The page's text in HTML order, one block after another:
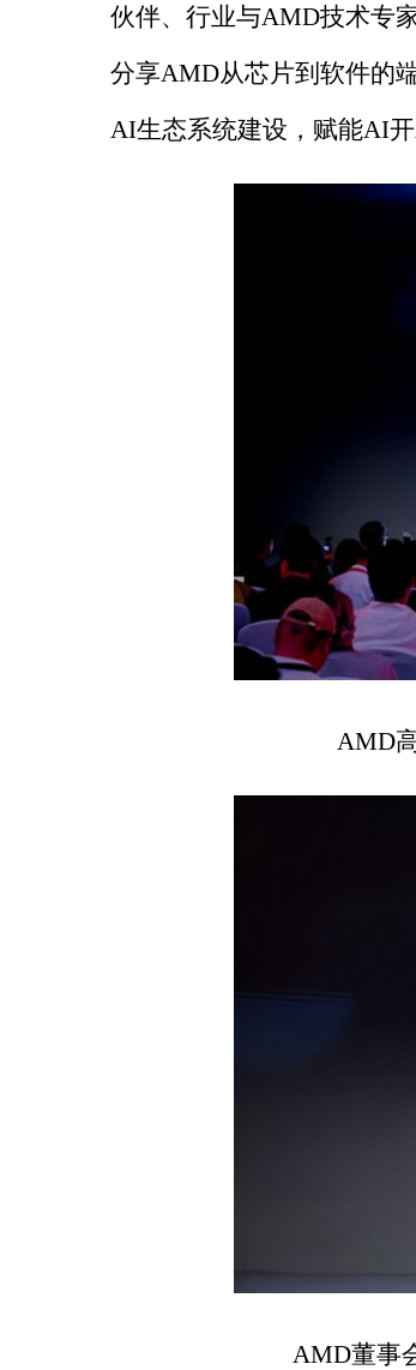
伙伴、行业与AMD技术专
分享AMD从芯片到软件的
AI生态系统建设，赋能AI
AMD
AMD董事